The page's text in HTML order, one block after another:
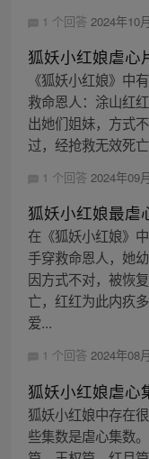
1 个回答 2024年10
狐妖小红娘虐心
《狐妖小红娘》中
救命恩人：涂山红
出她们姐妹，方式
过，经抢救无效死
1 个回答 2024年09
狐妖小红娘最虐
在《狐妖小红娘》
手穿救命恩人，她
因方式不对，被恢
亡，红红为此内疚
爱...
1 个回答 2024年08
狐妖小红娘虐心
狐妖小红娘中存在
些集数是虐心集数